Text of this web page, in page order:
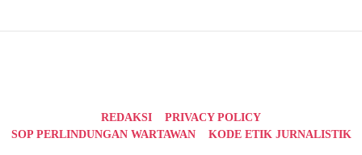
REDAKSI
PRIVACY POLICY
SOP PERLINDUNGAN WARTAWAN
KODE ETIK JURNALISTIK